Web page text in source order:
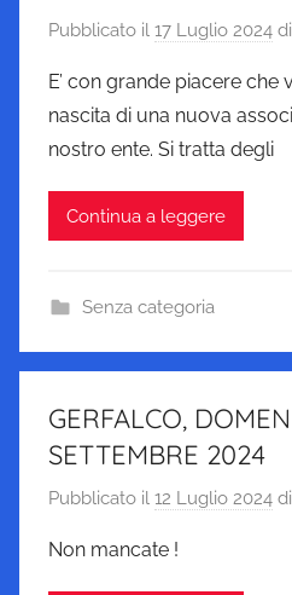
Pubblicato il 17 Luglio 2024 di
E’ con grande piacere che
nascita di una nuova
nostro ente. Si tratta degli
Continua a leggere
Senza categoria
GERFALCO,
SETTEMBRE 2024
Pubblicato il 12 Luglio 2024 di
Non mancate !